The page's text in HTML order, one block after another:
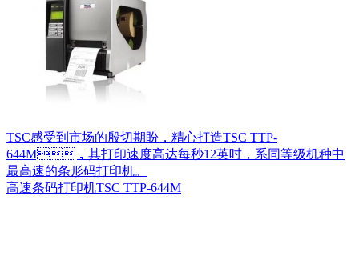
TSC感受到市场的殷切期盼，精心打造TSC TTP-
644M，其打印速度高达每秒12英吋，系同等级机种中
最高速的条形码打印机。
高速条码打印机TSC TTP-644M